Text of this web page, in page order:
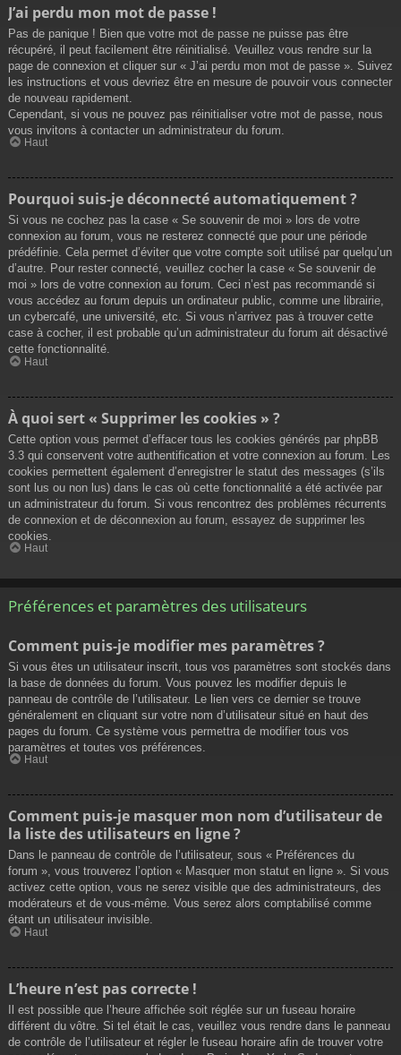
J’ai perdu mon mot de passe !
Pas de panique ! Bien que votre mot de passe ne puisse pas être
récupéré, il peut facilement être réinitialisé. Veuillez vous rendre sur la
page de connexion et cliquer sur « J’ai perdu mon mot de passe ». Suivez
les instructions et vous devriez être en mesure de pouvoir vous connecter
de nouveau rapidement.
Cependant, si vous ne pouvez pas réinitialiser votre mot de passe, nous
vous invitons à contacter un administrateur du forum.
Haut
Pourquoi suis-je déconnecté automatiquement ?
Si vous ne cochez pas la case « Se souvenir de moi » lors de votre
connexion au forum, vous ne resterez connecté que pour une période
prédéfinie. Cela permet d’éviter que votre compte soit utilisé par quelqu’un
d’autre. Pour rester connecté, veuillez cocher la case « Se souvenir de
moi » lors de votre connexion au forum. Ceci n’est pas recommandé si
vous accédez au forum depuis un ordinateur public, comme une librairie,
un cybercafé, une université, etc. Si vous n’arrivez pas à trouver cette
case à cocher, il est probable qu’un administrateur du forum ait désactivé
cette fonctionnalité.
Haut
À quoi sert « Supprimer les cookies » ?
Cette option vous permet d’effacer tous les cookies générés par phpBB
3.3 qui conservent votre authentification et votre connexion au forum. Les
cookies permettent également d’enregistrer le statut des messages (s’ils
sont lus ou non lus) dans le cas où cette fonctionnalité a été activée par
un administrateur du forum. Si vous rencontrez des problèmes récurrents
de connexion et de déconnexion au forum, essayez de supprimer les
cookies.
Haut
Préférences et paramètres des utilisateurs
Comment puis-je modifier mes paramètres ?
Si vous êtes un utilisateur inscrit, tous vos paramètres sont stockés dans
la base de données du forum. Vous pouvez les modifier depuis le
panneau de contrôle de l’utilisateur. Le lien vers ce dernier se trouve
généralement en cliquant sur votre nom d’utilisateur situé en haut des
pages du forum. Ce système vous permettra de modifier tous vos
paramètres et toutes vos préférences.
Haut
Comment puis-je masquer mon nom d’utilisateur de
la liste des utilisateurs en ligne ?
Dans le panneau de contrôle de l’utilisateur, sous « Préférences du
forum », vous trouverez l’option « Masquer mon statut en ligne ». Si vous
activez cette option, vous ne serez visible que des administrateurs, des
modérateurs et de vous-même. Vous serez alors comptabilisé comme
étant un utilisateur invisible.
Haut
L’heure n’est pas correcte !
Il est possible que l’heure affichée soit réglée sur un fuseau horaire
différent du vôtre. Si tel était le cas, veuillez vous rendre dans le panneau
de contrôle de l’utilisateur et régler le fuseau horaire afin de trouver votre